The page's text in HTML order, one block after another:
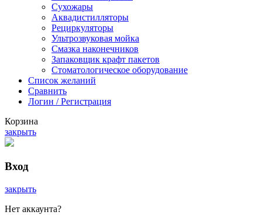
Сухожары
Аквадистилляторы
Рециркуляторы
Ультрозвуковая мойка
Смазка наконечников
Запаковщик крафт пакетов
Стоматологическое оборудование
Список желаний
Сравнить
Логин / Регистрация
Корзина
закрыть
Вход
закрыть
Нет аккаунта?